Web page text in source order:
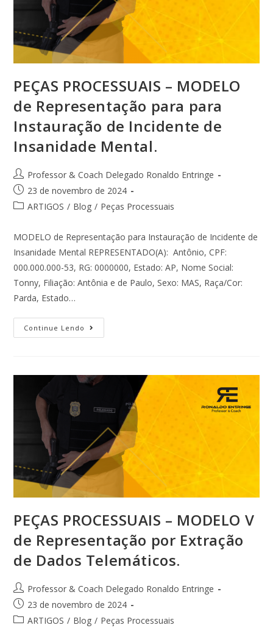
PEÇAS PROCESSUAIS – MODELO
de Representação para para
Instauração de Incidente de
Insanidade Mental.
Professor & Coach Delegado Ronaldo Entringe
23 de novembro de 2024
ARTIGOS / Blog / Peças Processuais
MODELO de Representação para Instauração de Incidente de
Insanidade Mental REPRESENTADO(A): Antônio, CPF:
000.000.000-53, RG: 0000000, Estado: AP, Nome Social:
Tonny, Filiação: Antônia e de Paulo, Sexo: MAS, Raça/Cor:
Parda, Estado…
Continue Lendo
PEÇAS PROCESSUAIS – MODELO V
de Representação por Extração
de Dados Telemáticos.
Professor & Coach Delegado Ronaldo Entringe
23 de novembro de 2024
ARTIGOS / Blog / Peças Processuais